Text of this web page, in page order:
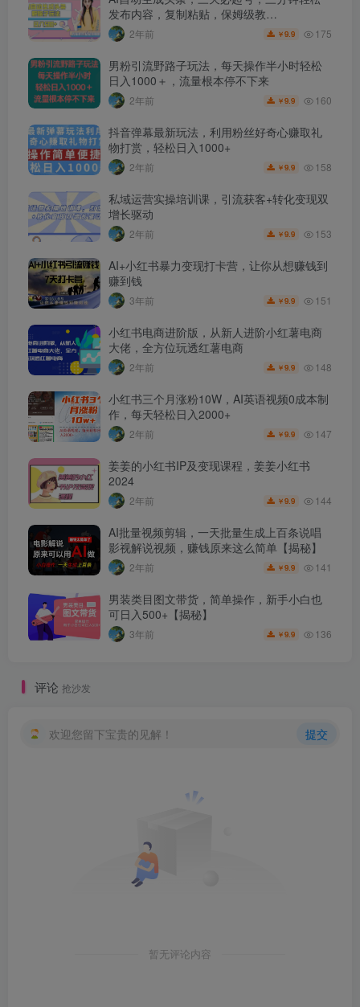
发布内容，复制粘贴，保姆级教…
2年前 ￥9.9 175
男粉引流野路子玩法，每天操作半小时轻松
日入1000＋，流量根本停不下来
2年前 ￥9.9 160
抖音弹幕最新玩法，利用粉丝好奇心赚取礼
物打赏，轻松日入1000+
2年前 ￥9.9 158
私域运营实操培训课，引流获客+转化变现双
增长驱动
2年前 ￥9.9 153
AI+小红书暴力变现打卡营，让你从想赚钱到
赚到钱
3年前 ￥9.9 151
小红书电商进阶版，从新人进阶小红薯电商
大佬，全方位玩透红薯电商
2年前 ￥9.9 148
小红书三个月涨粉10W，AI英语视频0成本制
作，每天轻松日入2000+
2年前 ￥9.9 147
姜姜的小红书IP及变现课程，姜姜小红书
2024
2年前 ￥9.9 144
AI批量视频剪辑，一天批量生成上百条说唱
影视解说视频，赚钱原来这么简单【揭秘】
2年前 ￥9.9 141
男装类目图文带货，简单操作，新手小白也
可日入500+【揭秘】
3年前 ￥9.9 136
评论 抢沙发
欢迎您留下宝贵的见解！ 提交
暂无评论内容